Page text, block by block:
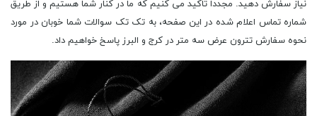
نیاز سفارش دهید. مجددا تاکید می کنیم که ما در کنار شما هستیم و از طریق
شماره تماس اعلام شده در این صفحه، به تک تک سوالات شما خوبان در مورد
نحوه سفارش تترون عرض سه متر در کرج و البرز پاسخ خواهیم داد.